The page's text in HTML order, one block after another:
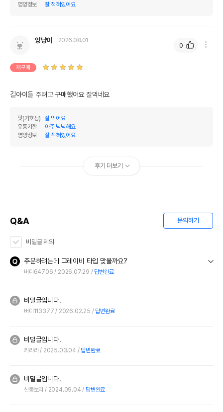
영양정보
잘 적혀있어요
앙냥이 2026.08.01
재구매
길아이들 주려고 구매했어요 잘먹네요
맛(기호성)
잘 먹어요
유통기한
아주 넉넉해요
영양정보
잘 적혀있어요
0
후기 더보기
Q&A 문의하기
비밀글 제외
주문하려는데 그레이비 타입 맞을까요?
버디64706 2026.07.29 답변완료
비밀글입니다.
버디113377 2026.02.25 답변완료
비밀글입니다.
키라라 2025.03.04 답변완료
비밀글입니다.
신콩보리 2024.09.04 답변완료